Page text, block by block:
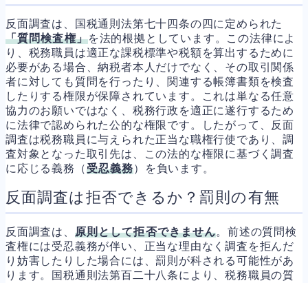
反面調査は、国税通則法第七十四条の四に定められた
「質問検査権」を法的根拠としています。この法律によ
り、税務職員は適正な課税標準や税額を算出するために
必要がある場合、納税者本人だけでなく、その取引関係
者に対しても質問を行ったり、関連する帳簿書類を検査
したりする権限が保障されています。これは単なる任意
協力のお願いではなく、税務行政を適正に遂行するため
に法律で認められた公的な権限です。したがって、反面
調査は税務職員に与えられた正当な職権行使であり、調
査対象となった取引先は、この法的な権限に基づく調査
に応じる義務（受忍義務）を負います。
反面調査は拒否できるか？罰則の有無
反面調査は、 原則として拒否できません。前述の質問検
査権には受忍義務が伴い、正当な理由なく調査を拒んだ
り妨害したりした場合には、罰則が科される可能性があ
ります。国税通則法第百二十八条により、税務職員の質